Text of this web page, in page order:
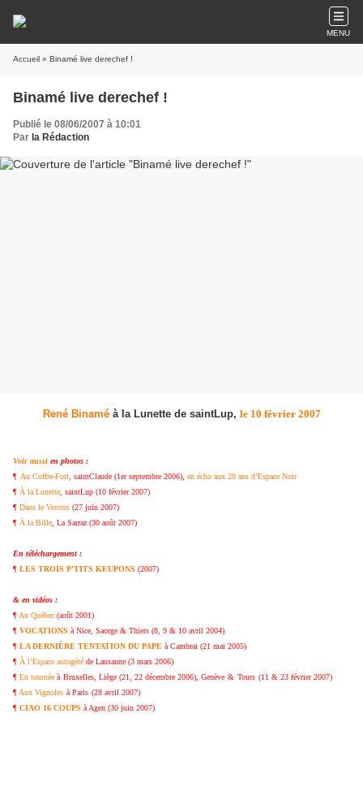
MENU
Accueil » Binamé live derechef !
Binamé live derechef !
Publié le 08/06/2007 à 10:01
Par la Rédaction
René Binaméà la Lunette de saintLup, le 10 février 2007
Voir aussi en photos :
¶ Au Coffre-Fort , saintClaude (1er septembre 2006), en écho aux 20 ans d’Espace Noir
¶ À la Lunette , saintLup (10 février 2007)
¶ Dans le Vercors (27 juin 2007)
¶ À la Bille , La Sarraz (30 août 2007)
En téléchargement :
¶ LES TROIS P’TITS KEUPONS (2007)
& en vidéos :
¶ Au Québec (août 2001)
¶ VOCATIONS à Nice, Saorge & Thiers (8, 9 & 10 avril 2004)
¶ LA DERNIÈRE TENTATION DU PAPE à Cambrai (21 mai 2005)
¶ À l’Espace autogéré de Lausanne (3 mars 2006)
¶ En tournée à Bruxelles, Liège (21, 22 décembre 2006) , Genève & Tours (11 & 23 février 2007)
¶ Aux Vignoles à Paris (28 avril 2007)
¶ CIAO 16 COUPS à Agen (30 juin 2007)